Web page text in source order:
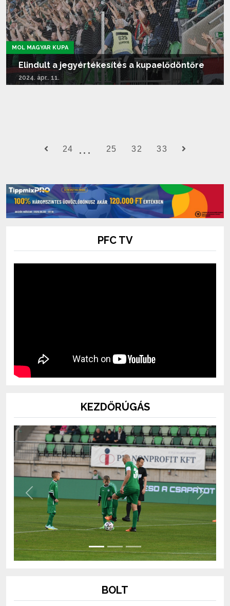
MOL MAGYAR KUPA
Elindult a jegyértékesítés a kupaelődöntőre
2024. ápr.. 11.
24 25 32 33
PFC TV
KEZDŐRÚGÁS
Previous Next